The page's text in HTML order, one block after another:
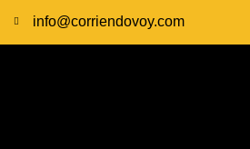
info@corriendovoy.com